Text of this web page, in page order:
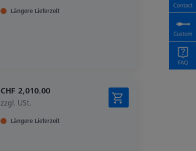
Längere Lieferzeit
CHF 2,010.00
zzgl. USt.
Längere Lieferzeit